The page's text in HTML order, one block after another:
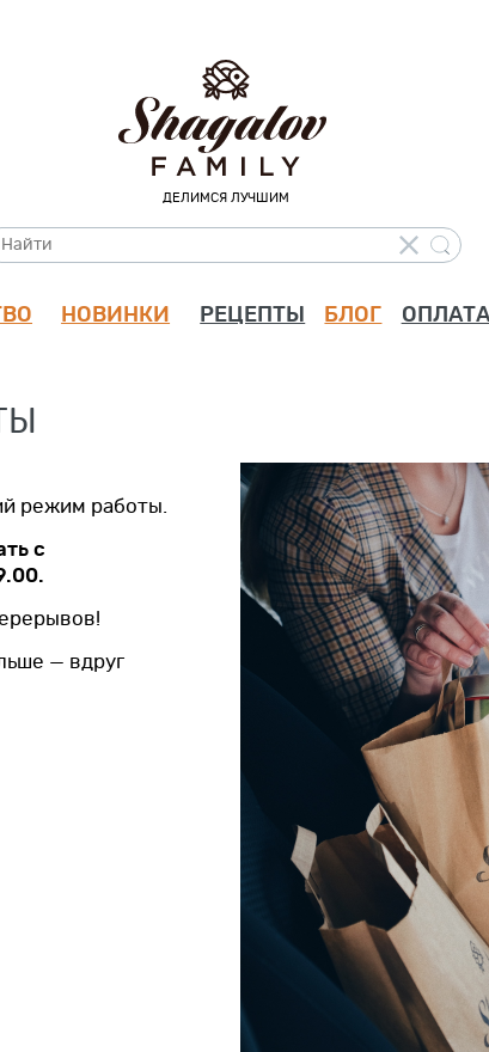
ДЕЛИМСЯ ЛУЧШИМ
НОВИНКИ РЕЦЕПТЫ БЛОГ
режим работы.
с
— вдруг